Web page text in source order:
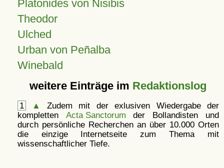
Platonides von Nisibis
Theodor
Ulched
Urban von Peñalba
Winebald
weitere Einträge im Redaktionslog
1 ▲
Zudem mit der exlusiven Wiedergabe der
kompletten Acta Sanctorum der Bollandisten und
durch persönliche Recherchen an über 10.000 Orten
die einzige Internetseite zum Thema mit
wissenschaftlicher Tiefe.